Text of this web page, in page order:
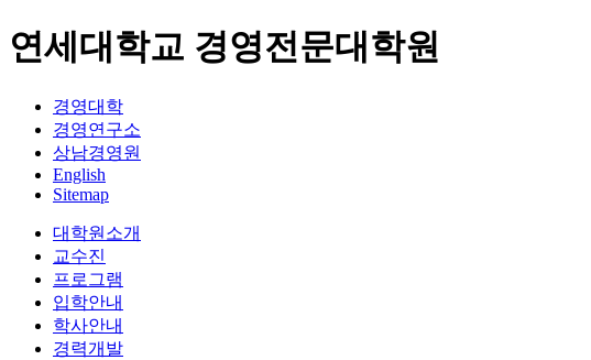
연세대학교 경영전문대학원
경영대학
경영연구소
상남경영원
English
Sitemap
대학원소개
교수진
프로그램
입학안내
학사안내
경력개발